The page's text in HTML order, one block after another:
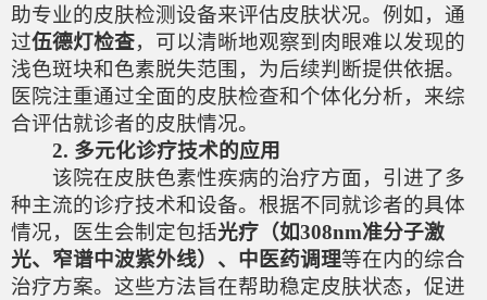
助专业的皮肤检测设备来评估皮肤状况。例如，通
过伍德灯检查，可以清晰地观察到肉眼难以发现的
浅色斑块和色素脱失范围，为后续判断提供依据。
医院注重通过全面的皮肤检查和个体化分析，来综
合评估就诊者的皮肤情况。
2. 多元化诊疗技术的应用
该院在皮肤色素性疾病的治疗方面，引进了多
种主流的诊疗技术和设备。根据不同就诊者的具体
情况，医生会制定包括光疗（如308nm准分子激
光、窄谱中波紫外线）、中医药调理等在内的综合
治疗方案。这些方法旨在帮助稳定皮肤状态，促进